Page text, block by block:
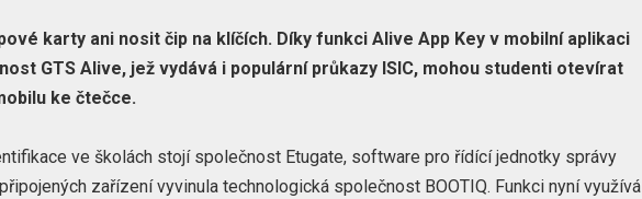
karty ani nosit čip na klíčích. Díky funkci Alive App Key v mobilní aplikaci
GTS Alive, jež vydává i populární průkazy ISIC, mohou studenti otevírat
ke čtečce.
ve školách stojí společnost Etugate, software pro řídící jednotky správy
zařízení vyvinula technologická společnost BOOTIQ. Funkci nyní využívá